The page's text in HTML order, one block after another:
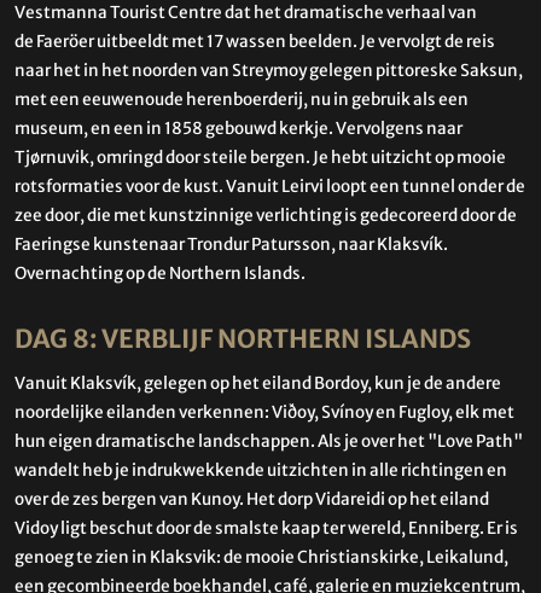
Vestmanna Tourist Centre dat het dramatische verhaal van
de Faeröer uitbeeldt met 17 wassen beelden. Je vervolgt de reis
naar het in het noorden van Streymoy gelegen pittoreske Saksun,
met een eeuwenoude herenboerderij, nu in gebruik als een
museum, en een in 1858 gebouwd kerkje. Vervolgens naar
Tjørnuvik, omringd door steile bergen. Je hebt uitzicht op mooie
rotsformaties voor de kust. Vanuit Leirvi loopt een tunnel onder de
zee door, die met kunstzinnige verlichting is gedecoreerd door de
Faeringse kunstenaar Trondur Patursson, naar Klaksvík.
Overnachting op de Northern Islands.
DAG 8: VERBLIJF NORTHERN ISLANDS
Vanuit Klaksvík, gelegen op het eiland Bordoy, kun je de andere
noordelijke eilanden verkennen: Viðoy, Svínoy en Fugloy, elk met
hun eigen dramatische landschappen. Als je over het "Love Path"
wandelt heb je indrukwekkende uitzichten in alle richtingen en
over de zes bergen van Kunoy. Het dorp Vidareidi op het eiland
Vidoy ligt beschut door de smalste kaap ter wereld, Enniberg. Er is
genoeg te zien in Klaksvik: de mooie Christianskirke, Leikalund,
een gecombineerde boekhandel, café, galerie en muziekcentrum,